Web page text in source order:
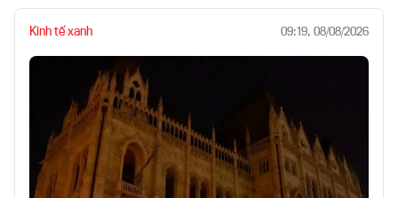
Kinh tế xanh 09:19, 08/08/2026